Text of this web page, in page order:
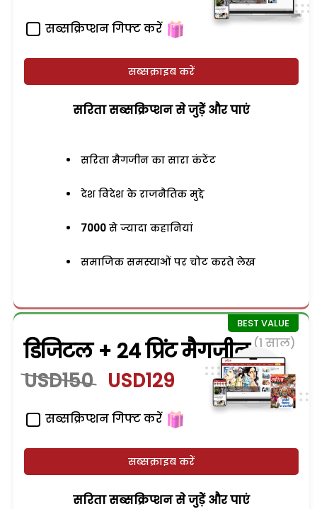
सब्सक्रिप्शन गिफ्ट करें
सब्सक्राइब करें
सरिता सब्सक्रिप्शन से जुड़ेें और पाएं
सरिता मैगजीन का सारा कंटेंट
देश विदेश के राजनैतिक मुद्दे
7000 से ज्यादा कहानियां
समाजिक समस्याओं पर चोट करते लेख
डिजिटल + 24 प्रिंट मैगजीन (1 साल)
USD150 USD129
सब्सक्रिप्शन गिफ्ट करें
सब्सक्राइब करें
सरिता सब्सक्रिप्शन से जुड़ेें और पाएं